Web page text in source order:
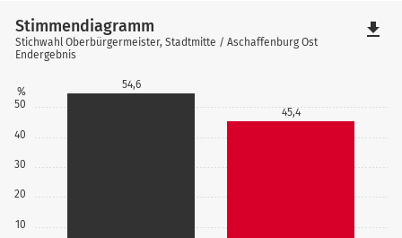
10
20
30
40
50
%
54,6
45,4
Stimmendiagramm
Stichwahl Oberbürgermeister, Stadtmitte / Aschaffenburg Ost
Endergebnis
file_download